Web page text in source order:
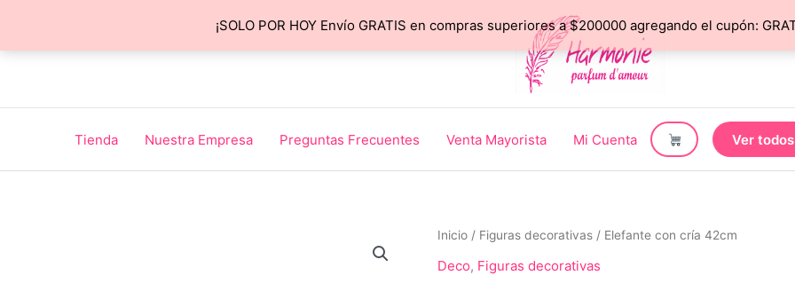
¡SOLO POR HOY Envío GRATIS en compras superiores a $200000 agregando el cupón:
Tienda Nuestra Empresa Preguntas Frecuentes Venta Mayorista Mi Cuenta Ver
Inicio/ Figuras decorativas/ Elefante con cría 42cm
Deco, Figuras decorativas